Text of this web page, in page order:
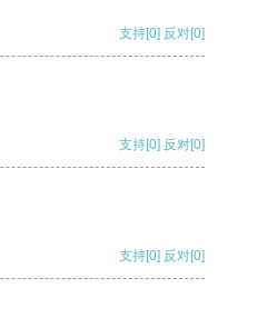
支持[0] 反对[0]
支持[0] 反对[0]
支持[0] 反对[0]